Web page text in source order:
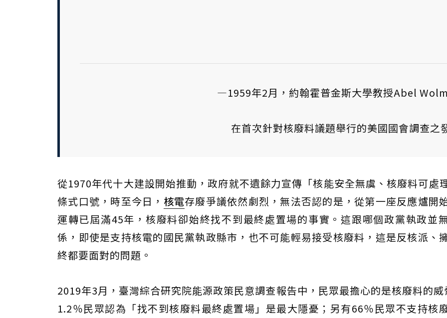
—1959年2月，約翰霍普金斯大學教授Abel
在首次針對核廢料議題舉行的美國國會調查之
從1970年代十大建設開始推動，政府就不遺餘力宣傳「核能安全無虞、核廢料可處
條式口號，時至今日， 核電存廢爭議依然劇烈，無法否認的是，從第一座反應爐開
運轉已屆滿45年，核廢料卻始終找不到最終處置場的事實。這跟哪個政黨執政並
係，即使是支持核電的國民黨執政縣市，也不可能輕易接受核廢料，這是反核派、
終都要面對的問題。
2019年3月，臺灣綜合研究院能源政策民意調查報告中，民眾最擔心的是核廢料的威
1.2％民眾認為「找不到核廢料最終處置場」是最大隱憂；另有66％民眾不支持核